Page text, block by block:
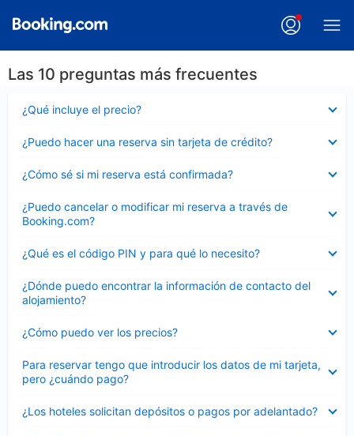
Las 10 preguntas más frecuentes
¿Qué incluye el precio?
cerrado
¿Puedo hacer una reserva sin tarjeta de crédito?
cerrado
¿Cómo sé si mi reserva está confirmada?
cerrado
¿Puedo cancelar o modificar mi reserva a través de
Booking.com?
cerrado
¿Qué es el código PIN y para qué lo necesito?
cerrado
¿Dónde puedo encontrar la información de contacto del
alojamiento?
cerrado
¿Cómo puedo ver los precios?
cerrado
Para reservar tengo que introducir los datos de mi tarjeta,
pero ¿cuándo pago?
cerrado
¿Los hoteles solicitan depósitos o pagos por adelantado?
cerrado